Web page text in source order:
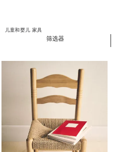
儿童和婴儿 家具
筛选器
图片已更改为 1 / 6